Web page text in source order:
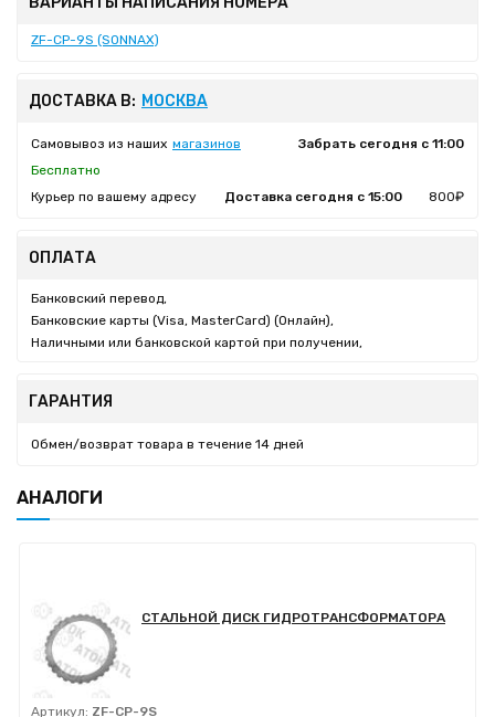
ZF-CP-9S (SONNAX)
ДОСТАВКА В: МОСКВА
Самовывоз из наших магазинов
Забрать сегодня с 11:00
Бесплатно
Курьер по вашему адресу
Доставка сегодня с 15:00 800₽
ОПЛАТА
Банковский перевод,
Банковские карты (Visa, MasterCard) (Онлайн),
Наличными или банковской картой при получении,
ГАРАНТИЯ
Обмен/возврат товара в течение 14 дней
АНАЛОГИ
СТАЛЬНОЙ ДИСК ГИДРОТРАНСФОРМАТОРА
Артикул: ZF-CP-9S